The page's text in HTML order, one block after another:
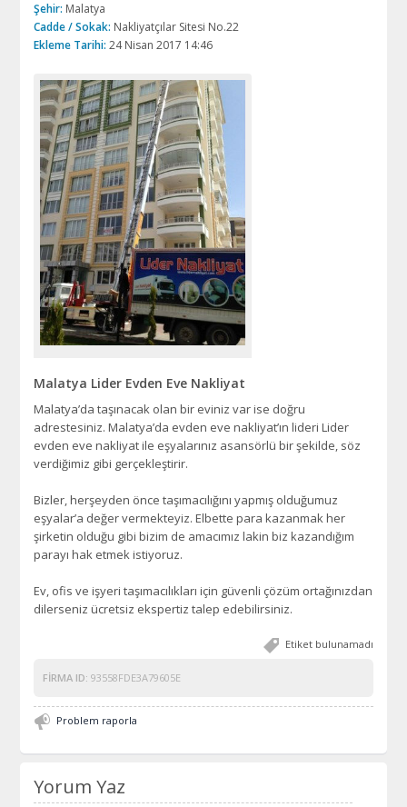
Şehir: Malatya
Cadde / Sokak: Nakliyatçılar Sitesi No.22
Ekleme Tarihi: 24 Nisan 2017 14:46
Malatya Lider Evden Eve Nakliyat
Malatya’da taşınacak olan bir eviniz var ise doğru
adrestesiniz. Malatya’da evden eve nakliyat’ın lideri Lider
evden eve nakliyat ile eşyalarınız asansörlü bir şekilde, söz
verdiğimiz gibi gerçekleştirir.
Bizler, herşeyden önce taşımacılığını yapmış olduğumuz
eşyalar’a değer vermekteyiz. Elbette para kazanmak her
şirketin olduğu gibi bizim de amacımız lakin biz kazandığım
parayı hak etmek istiyoruz.
Ev, ofis ve işyeri taşımacılıkları için güvenli çözüm ortağınızdan
dilerseniz ücretsiz ekspertiz talep edebilirsiniz.
Etiket bulunamadı
FIRMA ID: 93558FDE3A79605E
Problem raporla
Yorum Yaz